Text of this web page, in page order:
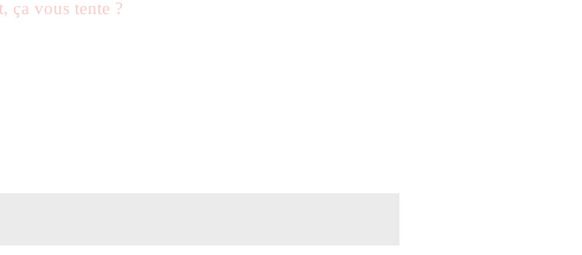
ça vous tente ?